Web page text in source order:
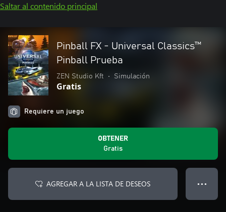
Saltar al contenido principal
Pinball FX - Universal Classics™️
Pinball Prueba
ZEN Studio Kft • Simulación
Gratis
Requiere un juego
OBTENER
Gratis
AGREGAR A LA LISTA DE DESEOS ● ● ●